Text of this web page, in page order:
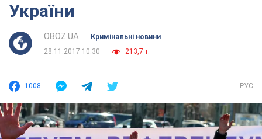
України
OBOZ.UA
Кримінальні новини
28.11.2017 10:30
213,7 т.
1008 РУС